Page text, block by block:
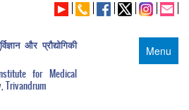
Menu
और प्रौद्योगिकी
for Medical
Trivandrum